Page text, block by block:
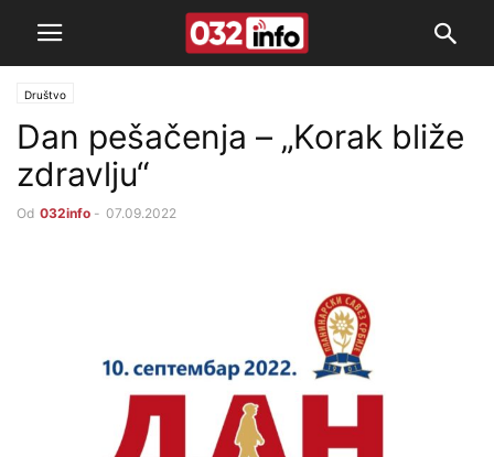
Društvo
Dan pešačenja – „Korak bliže
zdravlju“
Od 032info - 07.09.2022